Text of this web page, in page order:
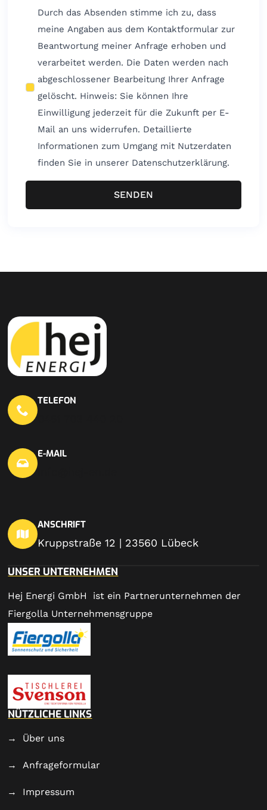
Durch das Absenden stimme ich zu, dass
meine Angaben aus dem Kontaktformular zur
Beantwortung meiner Anfrage erhoben und
verarbeitet werden. Die Daten werden nach
abgeschlossener Bearbeitung Ihrer Anfrage
gelöscht. Hinweis: Sie können Ihre
Einwilligung jederzeit für die Zukunft per E-
Mail an uns widerrufen. Detaillierte
Informationen zum Umgang mit Nutzerdaten
finden Sie in unserer Datenschutzerklärung.
SENDEN
TELEFON
E-MAIL
ANSCHRIFT
Kruppstraße 12 | 23560 Lübeck
UNSER UNTERNEHMEN
Hej Energi GmbH ist ein Partnerunternehmen der
Fiergolla Unternehmensgruppe
NÜTZLICHE LINKS
Über uns
Anfrageformular
Impressum